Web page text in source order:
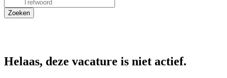
Helaas, deze vacature is niet actief.